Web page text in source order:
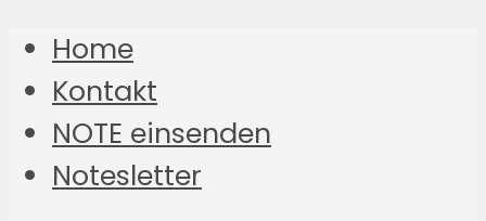
Home
Kontakt
NOTE einsenden
Notesletter